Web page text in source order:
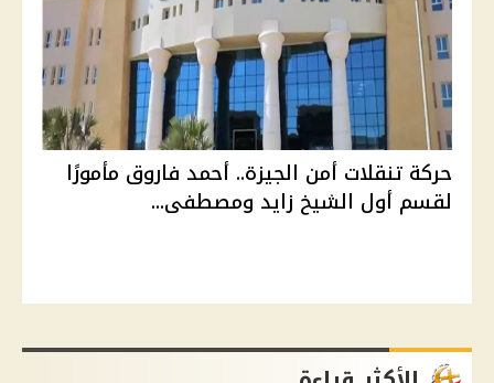
حركة تنقلات أمن الجيزة.. أحمد فاروق مأمورًا
لقسم أول الشيخ زايد ومصطفى...